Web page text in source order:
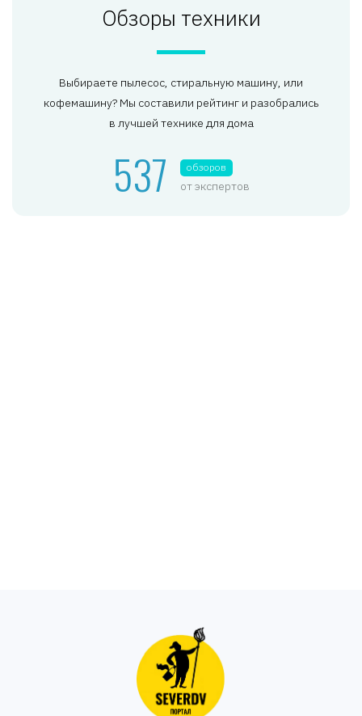
Обзоры техники
Выбираете пылесос, стиральную машину, или
кофемашину? Мы составили рейтинг и разобрались
в лучшей технике для дома
537 обзоров
от экспертов